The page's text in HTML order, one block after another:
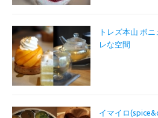
トレズ本山 ボ
レな空間
イマイロ